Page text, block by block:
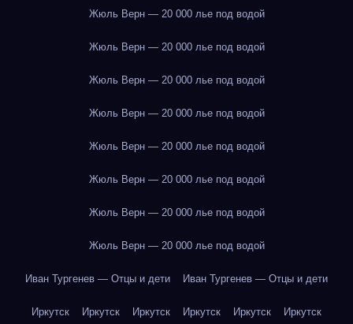
Жюль Верн — 20 000 лье под водой
Жюль Верн — 20 000 лье под водой
Жюль Верн — 20 000 лье под водой
Жюль Верн — 20 000 лье под водой
Жюль Верн — 20 000 лье под водой
Жюль Верн — 20 000 лье под водой
Жюль Верн — 20 000 лье под водой
Жюль Верн — 20 000 лье под водой
Иван Тургенев — Отцы и дети Иван Тургенев — Отцы и дети
Иркутск Иркутск Иркутск Иркутск Иркутск Иркутск